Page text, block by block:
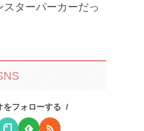
スターパーカーだっ
をフォローする